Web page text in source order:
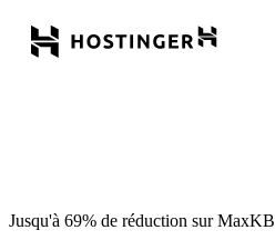
Jusqu'à 69% de réduction sur MaxKB